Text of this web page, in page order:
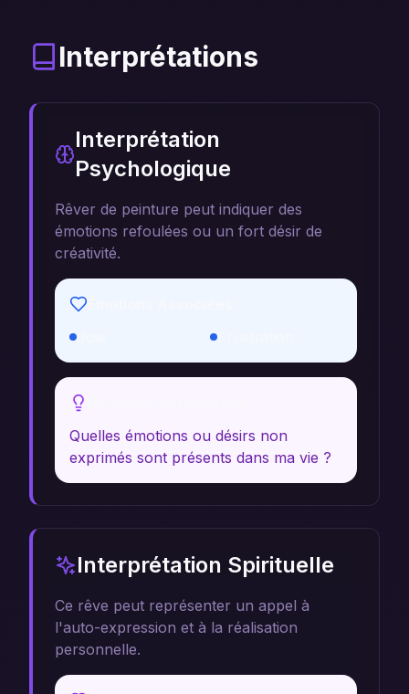
Interprétations
Interprétation
Psychologique
Rêver de peinture peut indiquer des
émotions refoulées ou un fort désir de
créativité.
Frustration
Quelles émotions ou désirs non
exprimés sont présents dans ma vie ?
Interprétation Spirituelle
Ce rêve peut représenter un appel à
l'auto-expression et à la réalisation
personnelle.